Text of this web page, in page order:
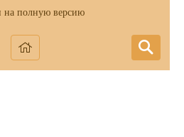
на полную версию